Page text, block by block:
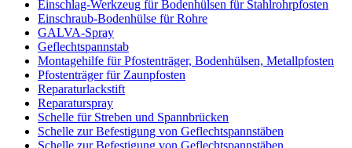
Einschlag-Werkzeug für Bodenhülsen für Stahlrohrpfosten
Einschraub-Bodenhülse für Rohre
GALVA-Spray
Geflechtspannstab
Montagehilfe für Pfostenträger, Bodenhülsen, Metallpfosten
Pfostenträger für Zaunpfosten
Reparaturlackstift
Reparaturspray
Schelle für Streben und Spannbrücken
Schelle zur Befestigung von Geflechtspannstäben
Schelle zur Befestigung von Geflechtspannstäben